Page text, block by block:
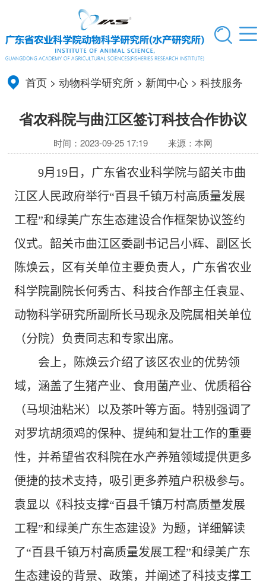
首页 >动物科学研究所 > 新闻中心 >科技服务
省农科院与曲江区签订科技合作协议
时间：2023-09-25 17:19 来源：本网
9月 19日，广东省农业科学院与韶关市曲
江区人民政府举行“百县千镇万村高质量发展
工程”和绿美广东生态建设合作框架协议签约
仪式。韶关市曲江区委副书记吕小辉、副区长
陈焕云，区有关单位主要负责人，广东省农业
科学院副院长何秀古、科技合作部主任袁显、
动物科学研究所副所长马现永及院属相关单位
（分院）负责同志和专家出席。
会上，陈焕云介绍了该区农业的优势领
域，涵盖了生猪产业、食用菌产业、优质稻谷
（马坝油粘米）以及茶叶等方面。特别强调了
对罗坑胡须鸡的保种、提纯和复壮工作的重要
性，并希望省农科院在水产养殖领域提供更多
便捷的技术支持，吸引更多养殖户积极参与。
袁显以《科技支撑“百县千镇万村高质量发展
工程”和绿美广东生态建设》为题，详细解读
了“百县千镇万村高质量发展工程”和绿美广东
生态建设的背景、政策，并阐述了科技支撑工